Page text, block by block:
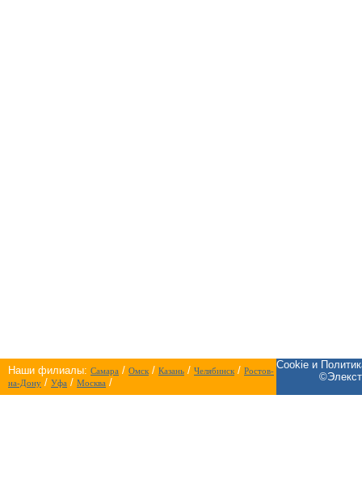
Наши филиалы: Самара / Омск/ Казань / Челябинск/ Ростов-
на-Дону / Уфа / Москва /
Cookie и